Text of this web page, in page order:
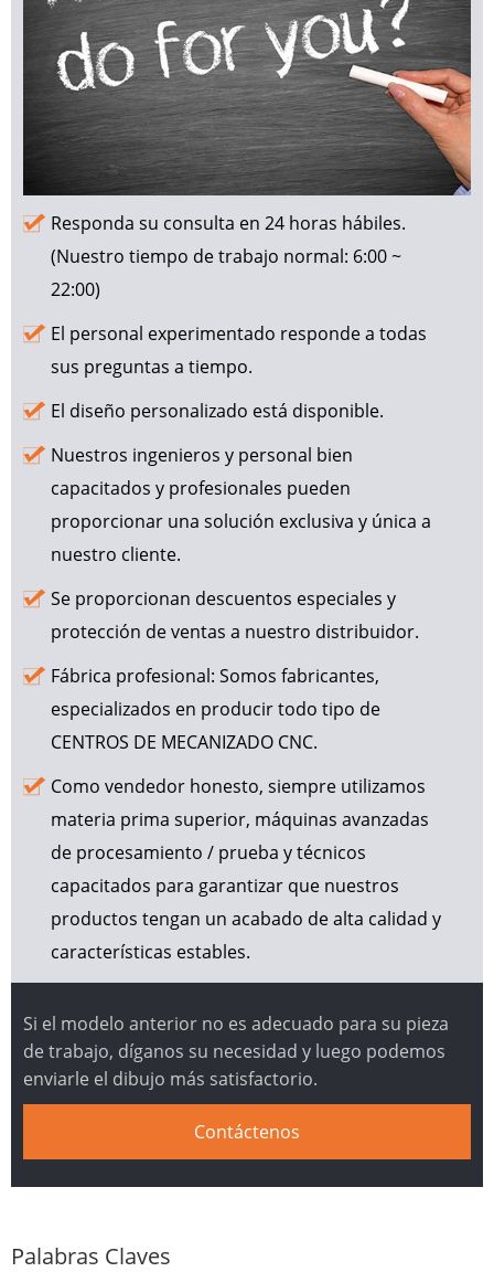
Responda su consulta en 24 horas hábiles.
(Nuestro tiempo de trabajo normal: 6:00 ~
22:00)
El personal experimentado responde a todas
sus preguntas a tiempo.
El diseño personalizado está disponible.
Nuestros ingenieros y personal bien
capacitados y profesionales pueden
proporcionar una solución exclusiva y única a
nuestro cliente.
Se proporcionan descuentos especiales y
protección de ventas a nuestro distribuidor.
Fábrica profesional: Somos fabricantes,
especializados en producir todo tipo de
CENTROS DE MECANIZADO CNC.
Como vendedor honesto, siempre utilizamos
materia prima superior, máquinas avanzadas
de procesamiento / prueba y técnicos
capacitados para garantizar que nuestros
productos tengan un acabado de alta calidad y
características estables.
Si el modelo anterior no es adecuado para su pieza
de trabajo, díganos su necesidad y luego podemos
enviarle el dibujo más satisfactorio.
Contáctenos
Palabras Claves